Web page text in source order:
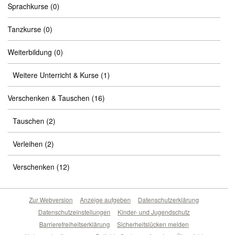
Sprachkurse (0)
Tanzkurse (0)
Weiterbildung (0)
Weitere Unterricht & Kurse (1)
Verschenken & Tauschen (16)
Tauschen (2)
Verleihen (2)
Verschenken (12)
Zur Webversion Anzeige aufgeben
Datenschutzerklärung
Datenschutzeinstellungen
Kinder- und Jugendschutz
Barrierefreiheitserklärung
Sicherheitslücken melden